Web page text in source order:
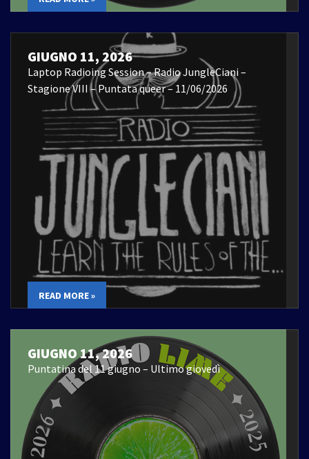
GIUGNO 11, 2026
Laptop Radioing Session – Radio JungleCiani –
Stagione VIII – Puntata queer – 11/06/2026
READ MORE »
GIUGNO 11, 2026
Puntatina del 11 giugno – Ultimo giovedì